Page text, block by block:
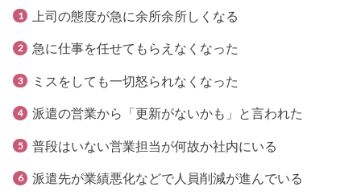
上司の態度が急に余所余所しくなる
急に仕事を任せてもらえなくなった
ミスをしても一切怒られなくなった
派遣の営業から「更新がないかも」と言われた
普段はいない営業担当が何故か社内にいる
派遣先が業績悪化などで人員削減が進んでいる